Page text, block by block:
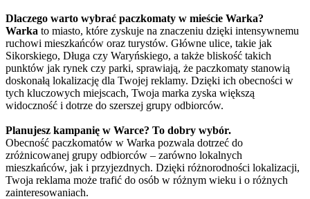
Dlaczego warto wybrać paczkomaty w mieście Warka?
Warka to miasto, które zyskuje na znaczeniu dzięki intensywnemu
ruchowi mieszkańców oraz turystów. Główne ulice, takie jak
Sikorskiego, Długa czy Waryńskiego, a także bliskość takich
punktów jak rynek czy parki, sprawiają, że paczkomaty stanowią
doskonałą lokalizację dla Twojej reklamy. Dzięki ich obecności w
tych kluczowych miejscach, Twoja marka zyska większą
widoczność i dotrze do szerszej grupy odbiorców.
Planujesz kampanię w Warce? To dobry wybór.
Obecność paczkomatów w Warka pozwala dotrzeć do
zróżnicowanej grupy odbiorców – zarówno lokalnych
mieszkańców, jak i przyjezdnych. Dzięki różnorodności lokalizacji,
Twoja reklama może trafić do osób w różnym wieku i o różnych
zainteresowaniach.